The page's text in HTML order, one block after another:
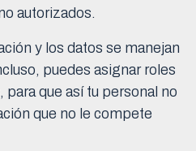
autorizados.
y los datos se manejan
puedes asignar roles
que así tu personal no
que no le compete